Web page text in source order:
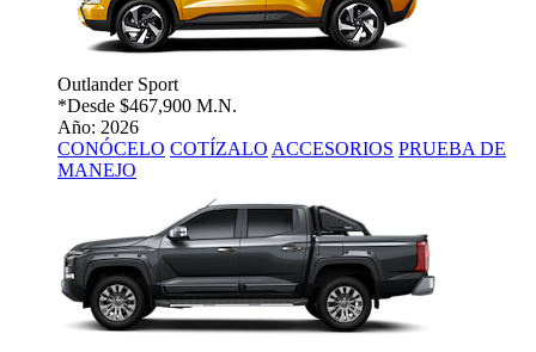
Outlander Sport
*Desde $467,900 M.N.
Año: 2026
CONÓCELO COTÍZALO ACCESORIOS PRUEBA DE
MANEJO